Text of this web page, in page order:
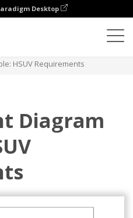
Desktop
HSUV Requirements
Diagram